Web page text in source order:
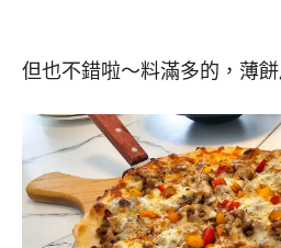
但也不錯啦～料滿多的，薄